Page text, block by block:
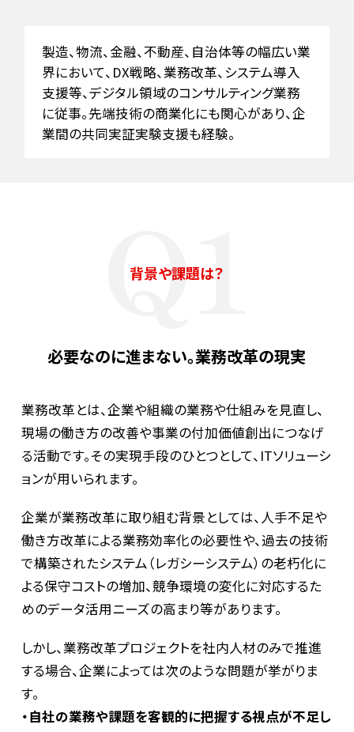
テーマから見る最前線
職種と仕事
製造、物流、金融、不動産、自治体等の幅広い業
界において、DX戦略、業務改革、システム導入
支援等、デジタル領域のコンサルティング業務
に従事。先端技術の商業化にも関心があり、企
業間の共同実証実験支援も経験。
Q1
背景や課題は？
必要なのに進まない。業務改革の現実
業務改革とは、企業や組織の業務や仕組みを見直し、
現場の働き方の改善や事業の付加価値創出につなげ
る活動です。その実現手段のひとつとして、ITソリューシ
ョンが用いられます。
企業が業務改革に取り組む背景としては、人手不足や
働き方改革による業務効率化の必要性や、過去の技術
で構築されたシステム（レガシーシステム）の老朽化に
よる保守コストの増加、競争環境の変化に対応するた
めのデータ活用ニーズの高まり等があります。
しかし、業務改革プロジェクトを社内人材のみで推進
する場合、企業によっては次のような問題が挙がりま
す。
・自社の業務や課題を客観的に把握する視点が不足し